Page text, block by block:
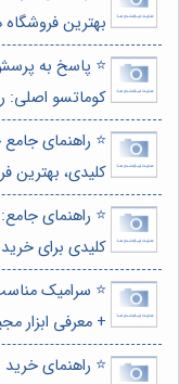
بهترین
⭐️ پاسخ به
کوماتسو اصلی:
⭐️ راهنمای
کلیدی، بهترین
⭐️ راهنمای
کلیدی برای
⭐️ سرامیک
+ معرفی ابزار
⭐️ راهنمای